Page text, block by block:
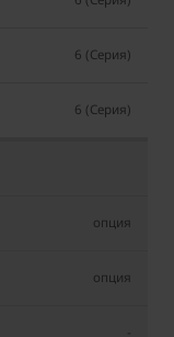
6 (Серия)
6 (Серия)
опция
опция